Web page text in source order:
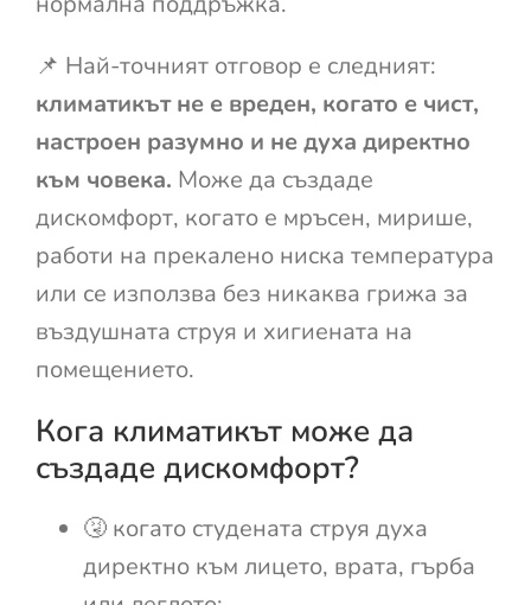
📌 Най-точният отговор е следният:
климатикът не е вреден, когато е чист,
настроен разумно и не духа директно
към човека. Може да създаде
дискомфорт, когато е мръсен, мирише,
работи на прекалено ниска температура
или се използва без никаква грижа за
въздушната струя и хигиената на
помещението.
Кога климатикът може да
създаде дискомфорт?
🤧 когато студената струя духа
директно към лицето, врата, гърба